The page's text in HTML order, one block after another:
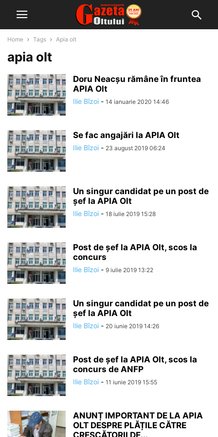
Home Tags Apia olt
apia olt
Doru Neacșu rămâne în fruntea
APIA Olt
Ilie Bîzoi - 14 ianuarie 2020 14:46
Se fac angajări la APIA Olt
Ilie Bîzoi - 23 august 2019 06:24
Un singur candidat pe un post de
șef la APIA Olt
Ilie Bîzoi - 18 iulie 2019 15:28
Post de șef la APIA Olt, scos la
concurs
Ilie Bîzoi - 9 iulie 2019 13:22
Un singur candidat pe un post de
șef la APIA Olt
Ilie Bîzoi - 20 iunie 2019 14:26
Post de șef la APIA Olt, scos la
concurs de ANFP
Ilie Bîzoi - 11 iunie 2019 15:55
ANUNȚ IMPORTANT DE LA APIA
OLT DESPRE PLĂȚILE CĂTRE
CRESCĂTORII DE...